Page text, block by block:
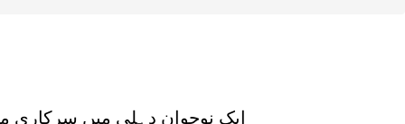
ایک نوجوان دہلی میں سرکاری